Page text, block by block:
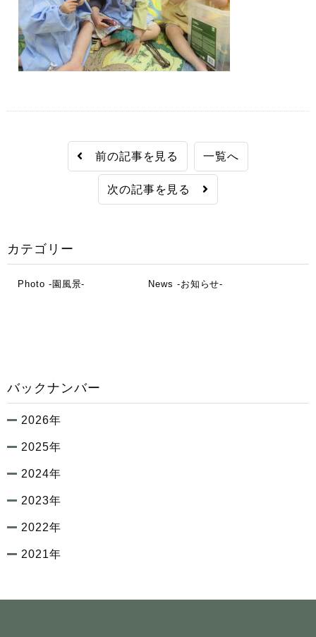
前の記事を見る 一覧へ
次の記事を見る
カテゴリー
Photo -園風景- News -お知らせ-
バックナンバー
2026年
2025年
2024年
2023年
2022年
2021年